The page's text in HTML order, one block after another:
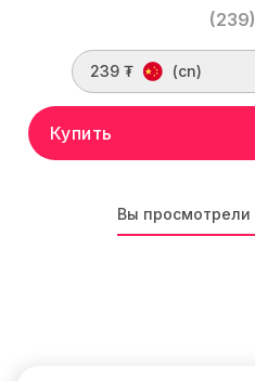
(239)
239 ₮ (cn)
Купить
Вы просмотрели